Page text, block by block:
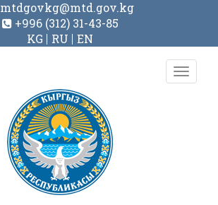
mtdgovkg@mtd.gov.kg
+996 (312) 31-43-85
KG
RU EN
Toggle